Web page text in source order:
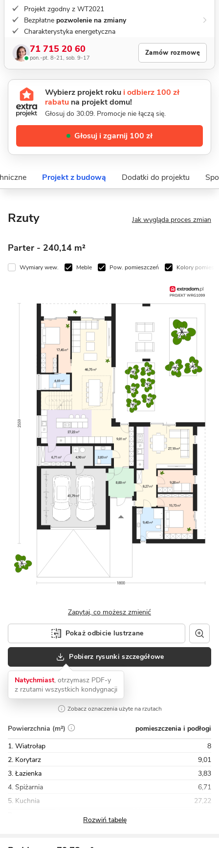
Projekt zgodny z WT2021
Bezpłatne pozwolenie na zmiany
Charakterystyka energetyczna
71 715 20 60
pon.-pt. 8-21, sob. 9-17
Zamów rozmowę
Wybierz projekt roku i odbierz 100 zł
rabatu na projekt domu!
Głosuj do 30.09. Promocje nie łączą się.
Głosuj i zgarnij 100 zł
Projekt z budową Dodatki do projektu
Rzuty Jak wygląda proces zmian
Parter - 240,14 m²
Wymiary wew. Meble Pow. pomieszczeń Kolory
Zapytaj, co możesz zmienić
Pokaż odbicie lustrzane
Pobierz rysunki szczegółowe
Natychmiast, otrzymasz PDF-y
z rzutami wszystkich kondygnacji
Zobacz oznaczenia użyte na rzutach
Powierzchnia (m²)
pomieszczenia i podłogi
1. Wiatrołap
8
2. Korytarz
9,01
3. Łazienka
3,83
4. Spiżarnia
6,71
5. Kuchnia
27,22